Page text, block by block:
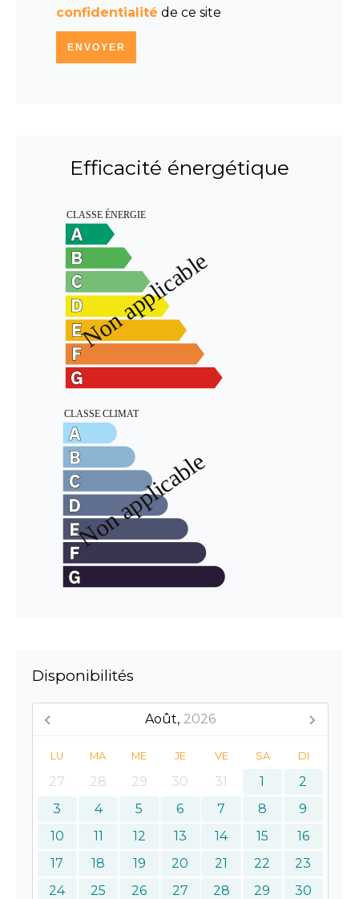
confidentialité de ce site
ENVOYER
Efficacité énergétique
Disponibilités
Août, 2026
LU MA ME JE VE SA DI
27 28 29 30 31 1
2
3
4 5 6 7 8
9
10
11 12 13 14 15
16
17
18 19 20 21 22
23
24
25 26 27 28 29
30